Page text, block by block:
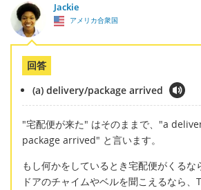
Jackie
アメリカ合衆国
回答
(a) delivery/package arrived
"宅配便が来た" はそのままで、"a
package arrived" と言います。
もし何かをしているとき宅配便がくるな
ドアのチャイムやベルを聞こえるなら